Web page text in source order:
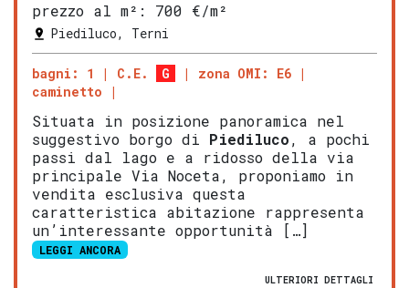
prezzo al m²:
700 €/m²
Piediluco, Terni
bagni: 1 C.E. G
zona OMI: E6
caminetto
Situata in posizione panoramica nel
suggestivo borgo di Piediluco, a pochi
passi dal lago e a ridosso della via
principale Via Noceta, proponiamo in
vendita esclusiva questa
caratteristica abitazione rappresenta
un’interessante opportunità […]
LEGGI ANCORA
ULTERIORI DETTAGLI